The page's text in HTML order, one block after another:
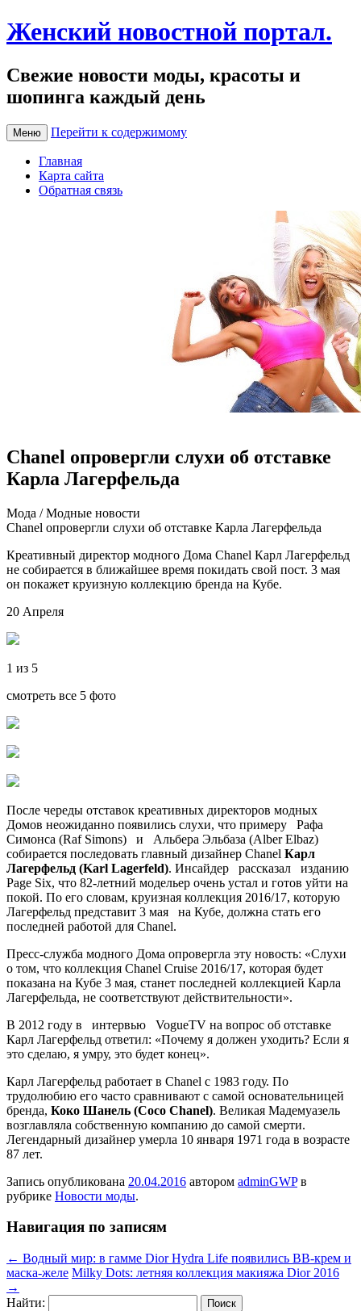
Женский новостной портал.
Свежие новости моды, красоты и
шопинга каждый день
Меню Перейти к содержимому
Главная
Карта сайта
Обратная связь
Chanel опровергли слухи об отставке
Карла Лагерфельда
Мoдa / Мoдныe нoвoсти
Chanel опровергли слухи об отставке Карла Лагерфельда
Креативный директор модного Дома Chanel Карл Лагерфельд
не собирается в ближайшее время покидать свой пост. 3 мая
он покажет круизную коллекцию бренда на Кубе.
20 Апреля
1 из 5
смотреть все 5 фото
После череды отставок креативных директоров модных
Домов неожиданно появились слухи, что примеру Рафа
Симонса (Raf Simons) и Альбера Эльбаза (Alber Elbaz)
собирается последовать главный дизайнер Chanel Карл
Лагерфельд (Karl Lagerfeld). Инсайдер рассказал изданию
Page Six, что 82-летний модельер очень устал и готов уйти на
покой. По его словам, круизная коллекция 2016/17, которую
Лагерфельд представит 3 мая на Кубе, должна стать его
последней работой для Chanel.
Пресс-служба модного Дома опровергла эту новость: «Слухи
о том, что коллекция Chanel Cruise 2016/17, которая будет
показана на Кубе 3 мая, станет последней коллекцией Карла
Лагерфельда, не соответствуют действительности».
В 2012 году в интервью VogueTV на вопрос об отставке
Карл Лагерфельд ответил: «Почему я должен уходить? Если я
это сделаю, я умру, это будет конец».
Карл Лагерфельд работает в Chanel с 1983 году. По
трудолюбию его часто сравнивают с самой основательницей
бренда, Коко Шанель (Coco Chanel). Великая Мадемуазель
возглавляла собственную компанию до самой смерти.
Легендарный дизайнер умерла 10 января 1971 года в возрасте
87 лет.
Запись опубликована 20.04.2016 автором adminGWPв
рубрике Новости моды.
Навигация по записям
← Водный мир: в гамме Dior Hydra Life появились BB-крем и
маска-желе Milky Dots: летняя коллекция макияжа Dior 2016
→
Найти: